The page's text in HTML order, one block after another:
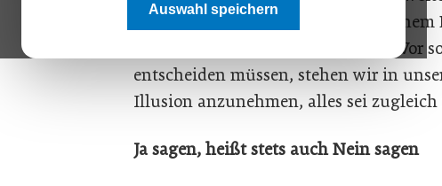
Auswahl speichern
Bestandsgeschäft? Will ich mit
meine Unabhängigkeit wichtiger? Vor
entscheiden müssen, stehen wir in
Illusion anzunehmen, alles sei
Ja sagen, heißt stets auch Nein sagen